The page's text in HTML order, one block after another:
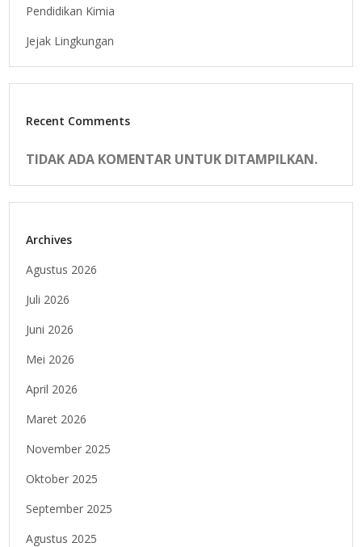
Pendidikan Kimia
Jejak Lingkungan
Recent Comments
TIDAK ADA KOMENTAR UNTUK DITAMPILKAN.
Archives
Agustus 2026
Juli 2026
Juni 2026
Mei 2026
April 2026
Maret 2026
November 2025
Oktober 2025
September 2025
Agustus 2025